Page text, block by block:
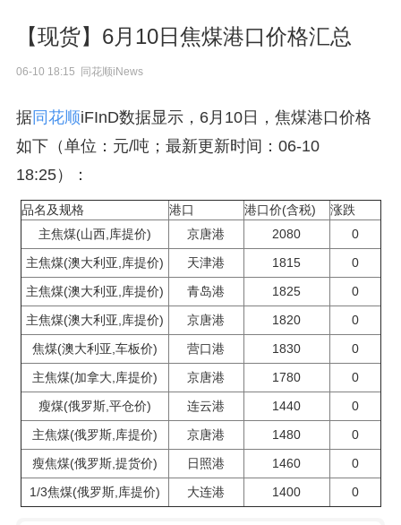
【现货】6月10日焦煤港口价格汇总
06-10 18:15 同花顺iNews
据同花顺iFInD数据显示，6月10日，焦煤港口价格
如下（单位：元/吨；最新更新时间：06-10
18:25）：
品名及规格 港口 港口价(含税)
涨跌
主焦煤(山西,库提价)
京唐港 2080
0
主焦煤(澳大利亚,库提价)
天津港 1815
0
主焦煤(澳大利亚,库提价)
青岛港 1825
0
主焦煤(澳大利亚,库提价)
京唐港 1820
0
焦煤(澳大利亚,车板价)
营口港 1830
0
主焦煤(加拿大,库提价)
京唐港 1780
0
瘦煤(俄罗斯,平仓价)
连云港 1440
0
主焦煤(俄罗斯,库提价)
京唐港 1480
0
瘦焦煤(俄罗斯,提货价)
日照港 1460
0
1/3焦煤(俄罗斯,库提价)
大连港 1400 0